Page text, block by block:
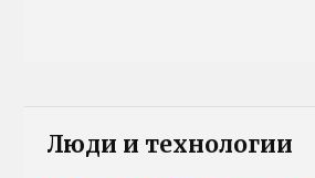
Люди и технологии